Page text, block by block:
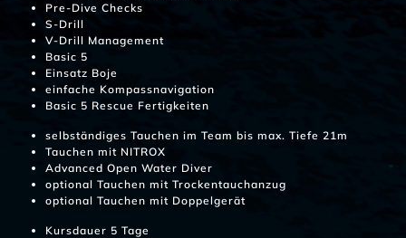
Pre-Dive Checks
S-Drill
V-Drill Management
Basic 5
Einsatz Boje
einfache Kompassnavigation
Basic 5 Rescue Fertigkeiten
selbständiges Tauchen im Team bis max. Tiefe 21m
Tauchen mit NITROX
Advanced Open Water Diver
optional Tauchen mit Trockentauchanzug
optional Tauchen mit Doppelgerät
Kursdauer 5 Tage